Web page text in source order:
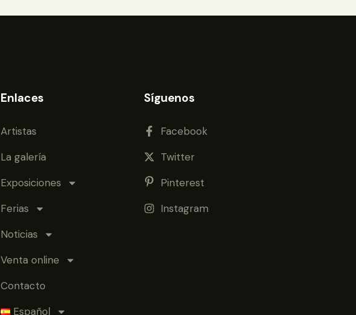
Enlaces
Artistas
La galería
Exposiciones
Ferias
Noticias
Venta online
Contacto
Español
Síguenos
Facebook
Twitter
Pinterest
Instagram